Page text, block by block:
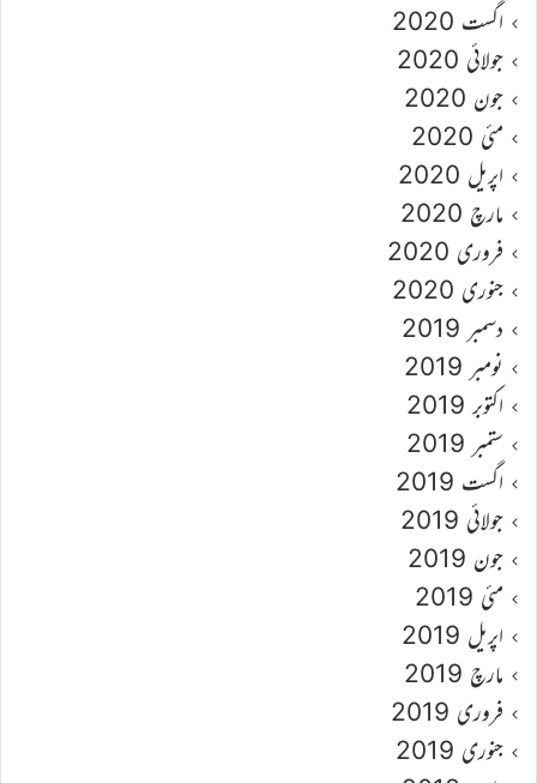
اگست 2020
جولائی 2020
جون 2020
مئی 2020
اپریل 2020
مارچ 2020
فروری 2020
جنوری 2020
دسمبر 2019
نومبر 2019
اکتوبر 2019
ستمبر 2019
اگست 2019
جولائی 2019
جون 2019
مئی 2019
اپریل 2019
مارچ 2019
فروری 2019
جنوری 2019